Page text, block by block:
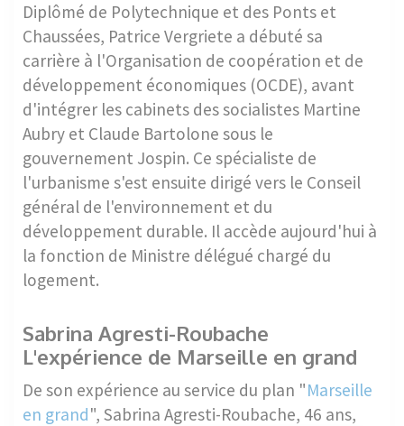
Diplômé de Polytechnique et des Ponts et
Chaussées, Patrice Vergriete a débuté sa
carrière à l'Organisation de coopération et de
développement économiques (OCDE), avant
d'intégrer les cabinets des socialistes Martine
Aubry et Claude Bartolone sous le
gouvernement Jospin. Ce spécialiste de
l'urbanisme s'est ensuite dirigé vers le Conseil
général de l'environnement et du
développement durable. Il accède aujourd'hui à
la fonction de Ministre délégué chargé du
logement.
Sabrina Agresti-Roubache
L'expérience de Marseille en grand
De son expérience au service du plan "Marseille
en grand", Sabrina Agresti-Roubache, 46 ans,